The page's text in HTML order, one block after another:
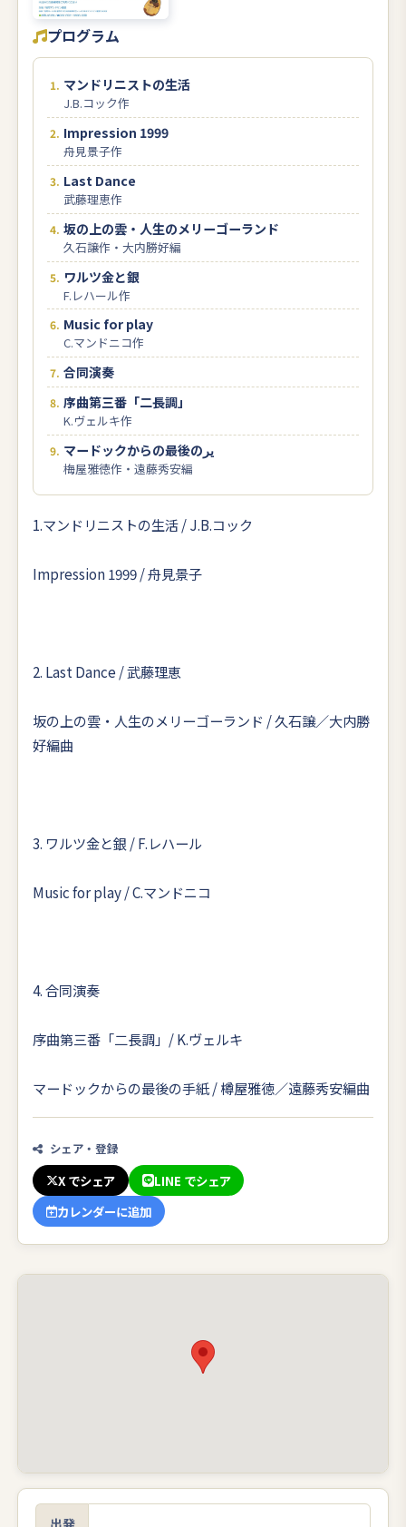
プログラム
マンドリニストの生活
J.B.コック作
Impression 1999
舟見景子作
Last Dance
武藤理恵作
坂の上の雲・人生のメリーゴーランド
久石譲作・大内勝好編
ワルツ金と銀
F.レハール作
Music for play
C.マンドニコ作
合同演奏
序曲第三番「二長調」
K.ヴェルキ作
マードックからの最後のير
梅屋雅徳作・遠藤秀安編
1.マンドリニストの生活 / J.B.コック
Impression 1999 / 舟見景子
2. Last Dance / 武藤理恵
坂の上の雲・人生のメリーゴーランド / 久石譲／大内勝
好編曲
3. ワルツ金と銀 / F.レハール
Music for play / C.マンドニコ
4. 合同演奏
序曲第三番「二長調」/ K.ヴェルキ
マードックからの最後の手紙 / 樽屋雅徳／遠藤秀安編曲
シェア・登録
X でシェア
LINE でシェア
カレンダーに追加
出発